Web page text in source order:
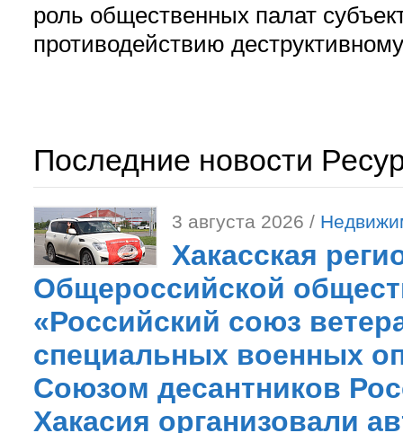
роль общественных палат
противодействию
Последние новости
3 августа 2026 /
Хакасская
Общероссийской
«Российский союз
специальных военных
Союзом десантников
Хакасия организовали